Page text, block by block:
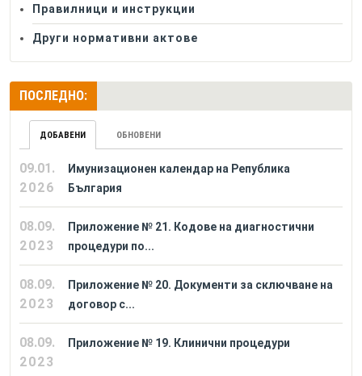
Правилници и инструкции
Други нормативни актове
ПОСЛЕДНО:
ДОБАВЕНИ ОБНОВЕНИ
09.01.
2026
Имунизационен календар на Република
България
08.09.
2023
Приложение № 21. Кодове на диагностични
процедури по...
08.09.
2023
Приложение № 20. Документи за сключване на
договор с...
08.09.
2023
Приложение № 19. Клинични процедури